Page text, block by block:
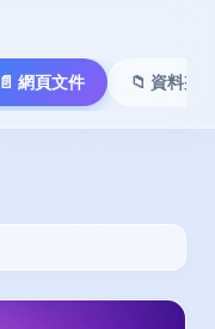
📄 網頁文件 📁 資料夾 A